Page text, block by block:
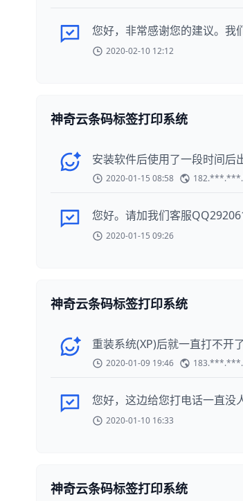
您好，非常感谢您的建议。我
2020-02-10 12:12
神奇云条码标签打印系统
安装软件后使用了一段时间后
2020-01-15 08:58
您好。请加我们客服
2020-01-15 09:26
神奇云条码标签打印系统
重装系统(XP)后就一直打不开
2020-01-09 19:46
您好，这边给您打电话一直没
2020-01-10 16:33
神奇云条码标签打印系统